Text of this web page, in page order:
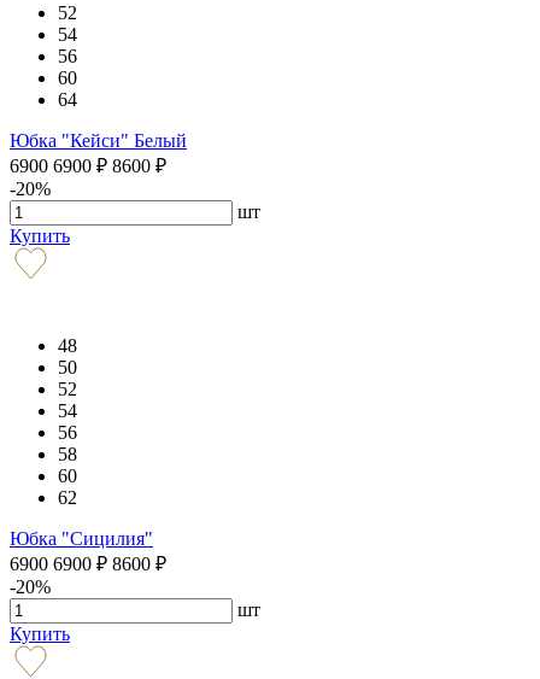
52
54
56
60
64
Юбка "Кейси" Белый
6900 6900 ₽ 8600 ₽
-20%
шт
Купить
48
50
52
54
56
58
60
62
Юбка "Сицилия"
6900 6900 ₽ 8600 ₽
-20%
шт
Купить